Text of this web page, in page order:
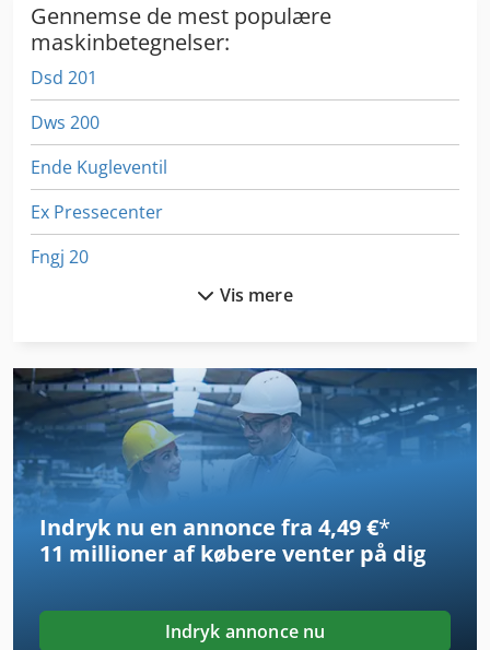
Gennemse de mest populære
maskinbetegnelser:
Dsd 201
Dws 200
Ende Kugleventil
Ex Pressecenter
Fngj 20
Gkt 60
Hsc 20 Linear
Håndtering Af
Idx 23
Kgs 1670
Kør Maskinen
Vis mere
Indryk nu en annonce fra 4,49 €*
11 millioner af købere venter på dig
Indryk annonce nu